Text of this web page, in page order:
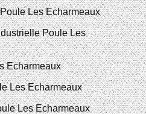
Les Echarmeaux
Poule Les
Echarmeaux
Les Echarmeaux
Les Echarmeaux